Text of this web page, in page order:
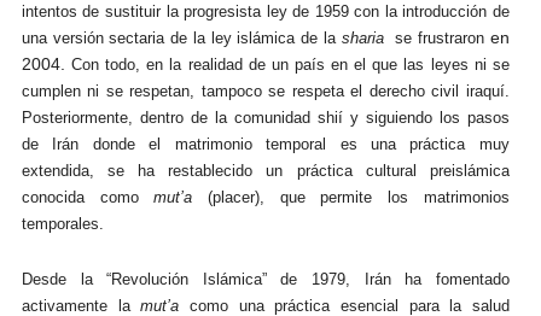
intentos de sustituir la progresista ley de 1959 con la introducción de
una versión sectaria de la ley islámica de la shariase frustraron en
2004. Con todo, en la realidad de un país en el que las leyes ni se
cumplen ni se respetan, tampoco se respeta el derecho civil iraquí.
Posteriormente, dentro de la comunidad shiíy siguiendo los pasos
de Irán donde el matrimonio temporal es una práctica muy
extendida,se ha restablecidoun práctica cultural preislámica
conocida comomut’a (placer), que permite los matrimonios
temporales
Desde la “Revolución Islámica” de 1979,
Irán ha fomentado
activamente lamut’a como una práctica esencial para la salud